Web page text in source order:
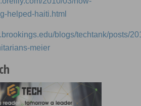
helped-haiti.html
blogs/techtank/posts/
meier